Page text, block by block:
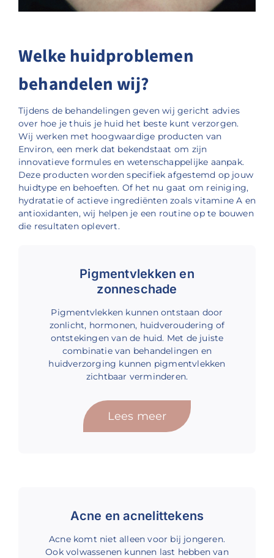
Welke huidproblemen
behandelen wij?
Tijdens de behandelingen geven wij gericht advies
over hoe je thuis je huid het beste kunt verzorgen.
Wij werken met hoogwaardige producten van
Environ, een merk dat bekendstaat om zijn
innovatieve formules en wetenschappelijke aanpak.
Deze producten worden specifiek afgestemd op jouw
huidtype en behoeften. Of het nu gaat om reiniging,
hydratatie of actieve ingrediënten zoals vitamine A en
antioxidanten, wij helpen je een routine op te bouwen
die resultaten oplevert.
Pigmentvlekken en
zonneschade
Pigmentvlekken kunnen ontstaan door
zonlicht, hormonen, huidveroudering of
ontstekingen van de huid. Met de juiste
combinatie van behandelingen en
huidverzorging kunnen pigmentvlekken
zichtbaar verminderen.
Lees meer
Acne en acnelittekens
Acne komt niet alleen voor bij jongeren.
Ook volwassenen kunnen last hebben van